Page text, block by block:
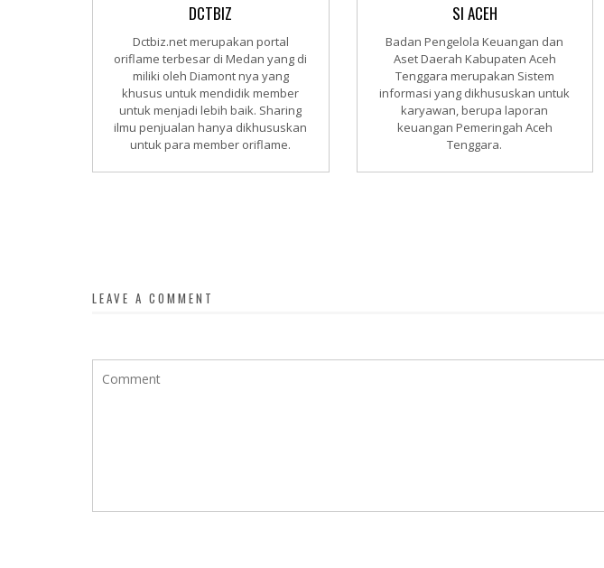
DCTBIZ
Dctbiz.net merupakan portal
oriflame terbesar di Medan yang di
miliki oleh Diamont nya yang
khusus untuk mendidik member
untuk menjadi lebih baik. Sharing
ilmu penjualan hanya dikhususkan
untuk para member oriflame.
SI ACEH
Badan Pengelola Keuangan dan
Aset Daerah Kabupaten Aceh
Tenggara merupakan Sistem
informasi yang dikhususkan untuk
karyawan, berupa laporan
keuangan Pemeringah Aceh
Tenggara.
LEAVE A COMMENT